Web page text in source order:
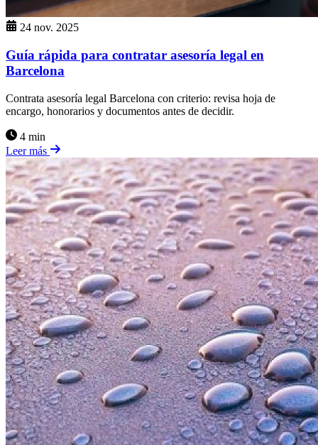
24 nov. 2025
Guía rápida para contratar asesoría legal en
Barcelona
Contrata asesoría legal Barcelona con criterio: revisa hoja de
encargo, honorarios y documentos antes de decidir.
4 min
Leer más